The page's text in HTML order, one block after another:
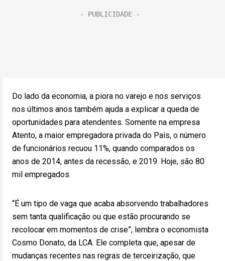
Do lado da economia, a piora no varejo e nos serviços
nos últimos anos também ajuda a explicar a queda de
oportunidades para atendentes. Somente na empresa
Atento, a maior empregadora privada do País, o número
de funcionários recuou 11%, quando comparados os
anos de 2014, antes da recessão, e 2019. Hoje, são 80
mil empregados.
“É um tipo de vaga que acaba absorvendo trabalhadores
sem tanta qualificação ou que estão procurando se
recolocar em momentos de crise”, lembra o economista
Cosmo Donato, da LCA. Ele completa que, apesar de
mudanças recentes nas regras de terceirização, que